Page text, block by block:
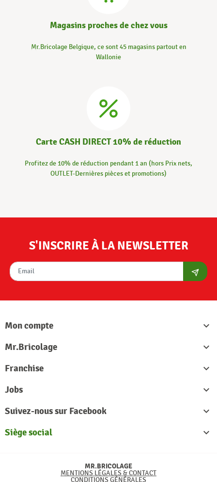
Magasins proches de chez vous
Mr.Bricolage Belgique, ce sont 45 magasins partout en
Wallonie
Carte CASH DIRECT 10% de réduction
Profitez de 10% de réduction pendant 1 an (hors Prix nets,
OUTLET-Dernières pièces et promotions)
S'INSCRIRE À LA NEWSLETTER
Mon compte

Mr.Bricolage

Franchise

Jobs

Suivez-nous sur Facebook

Siège social

MR.BRICOLAGE
MENTIONS LÉGALES & CONTACT
CONDITIONS GÉNÉRALES